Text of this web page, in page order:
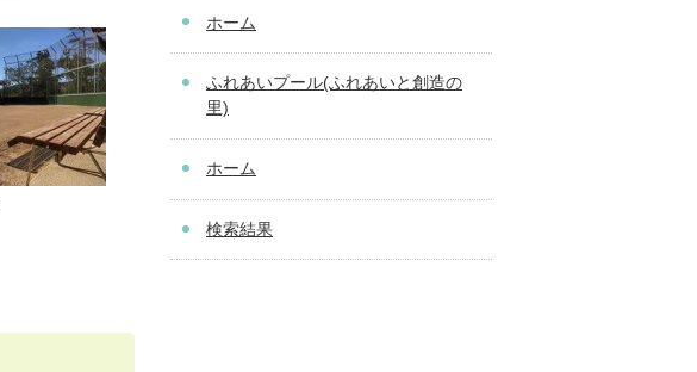
ホーム
ふれあいプール(ふれあいと創造の
里)
ホーム
検索結果